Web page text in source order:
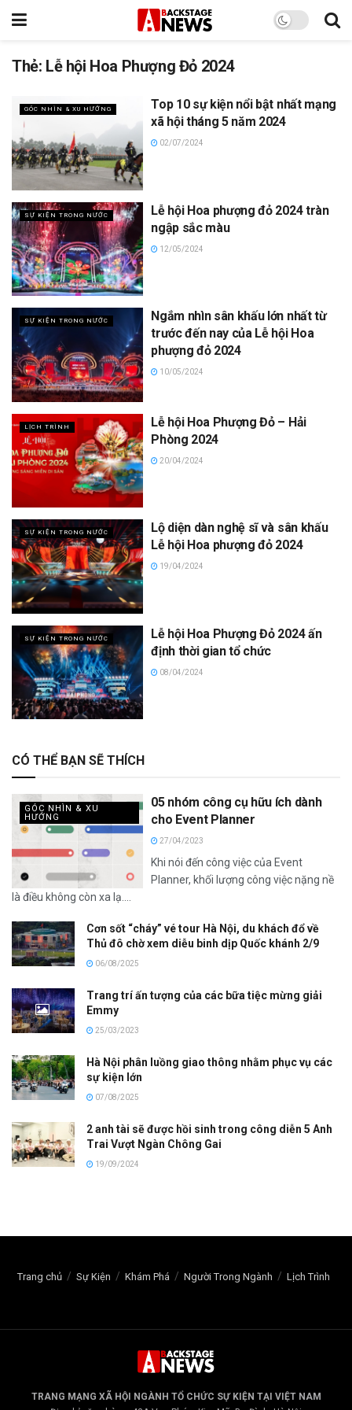
Thẻ: Lễ hội Hoa Phượng Đỏ 2024
GÓC NHÌN & XU HƯỚNG
Top 10 sự kiện nổi bật nhất mạng
xã hội tháng 5 năm 2024
02/07/2024
SỰ KIỆN TRONG NƯỚC
Lễ hội Hoa phượng đỏ 2024 tràn
ngập sắc màu
12/05/2024
SỰ KIỆN TRONG NƯỚC
Ngắm nhìn sân khấu lớn nhất từ
trước đến nay của Lễ hội Hoa
phượng đỏ 2024
10/05/2024
LỊCH TRÌNH
Lễ hội Hoa Phượng Đỏ – Hải
Phòng 2024
20/04/2024
SỰ KIỆN TRONG NƯỚC
Lộ diện dàn nghệ sĩ và sân khấu
Lễ hội Hoa phượng đỏ 2024
19/04/2024
SỰ KIỆN TRONG NƯỚC
Lễ hội Hoa Phượng Đỏ 2024 ấn
định thời gian tổ chức
08/04/2024
CÓ THỂ BẠN SẼ THÍCH
GÓC NHÌN & XU
HƯỚNG
05 nhóm công cụ hữu ích dành
cho Event Planner
27/04/2023
Khi nói đến công việc của Event
Planner, khối lượng công việc nặng nề
là điều không còn xa lạ....
Cơn sốt “cháy” vé tour Hà Nội, du khách đổ về
Thủ đô chờ xem diễu binh dịp Quốc khánh 2/9
06/08/2025
Trang trí ấn tượng của các bữa tiệc mừng giải
Emmy
25/03/2023
Hà Nội phân luồng giao thông nhằm phục vụ các
sự kiện lớn
07/08/2025
2 anh tài sẽ được hồi sinh trong công diễn 5 Anh
Trai Vượt Ngàn Chông Gai
19/09/2024
Trang chủ Sự Kiện Khám Phá Người Trong Ngành Lịch Trình
TRANG MẠNG XÃ HỘI NGÀNH TỔ CHỨC SỰ KIỆN TẠI VIỆT NAM